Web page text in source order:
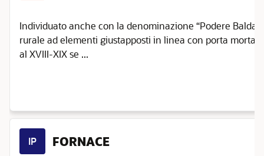
Individuato anche con la denominazione “Podere
rurale ad elementi giustapposti in linea con porta morta
al XVIII-XIX se ...
IP FORNACE